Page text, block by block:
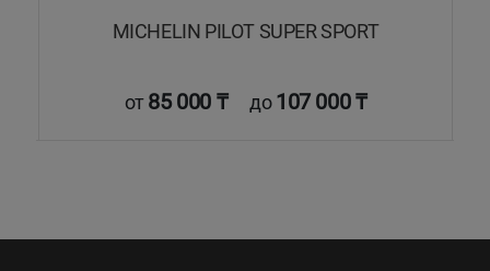
MICHELIN PILOT SUPER SPORT
от85 000 ₸ до107 000 ₸